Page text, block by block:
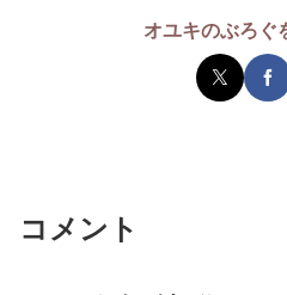
オユキのぶろぐ
コメント